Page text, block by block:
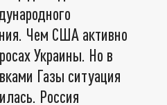
Чем США активно
Украины. Но в
Газы ситуация
Россия